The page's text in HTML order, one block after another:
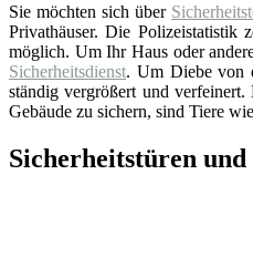
Sie möchten sich über
Privathäuser. Die Polizeistatistik
möglich. Um Ihr Haus oder
Sicherheitsdienst. Um Diebe von
ständig vergrößert und
Gebäude zu sichern, sind Tiere
Sicherheitstüren